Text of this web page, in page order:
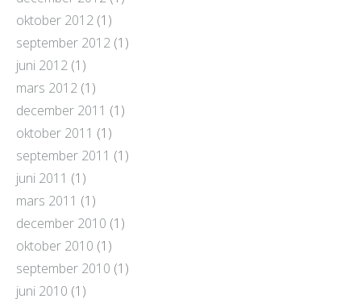
oktober 2012 (1)
september 2012 (1)
juni 2012 (1)
mars 2012 (1)
december 2011 (1)
oktober 2011 (1)
september 2011 (1)
juni 2011 (1)
mars 2011 (1)
december 2010 (1)
oktober 2010 (1)
september 2010 (1)
juni 2010 (1)